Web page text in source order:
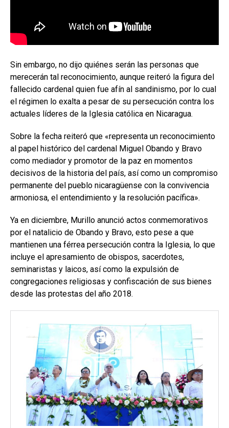
Sin embargo, no dijo quiénes serán las personas que
merecerán tal reconocimiento, aunque reiteró la figura del
fallecido cardenal quien fue afín al sandinismo, por lo cual
el régimen lo exalta a pesar de su persecución contra los
actuales líderes de la Iglesia católica en Nicaragua.
Sobre la fecha reiteró que «representa un reconocimiento
al papel histórico del cardenal Miguel Obando y Bravo
como mediador y promotor de la paz en momentos
decisivos de la historia del país, así como un compromiso
permanente del pueblo nicaragüense con la convivencia
armoniosa, el entendimiento y la resolución pacífica».
Ya en diciembre, Murillo anunció actos conmemorativos
por el natalicio de Obando y Bravo, esto pese a que
mantienen una férrea persecución contra la Iglesia, lo que
incluye el apresamiento de obispos, sacerdotes,
seminaristas y laicos, así como la expulsión de
congregaciones religiosas y confiscación de sus bienes
desde las protestas del año 2018.